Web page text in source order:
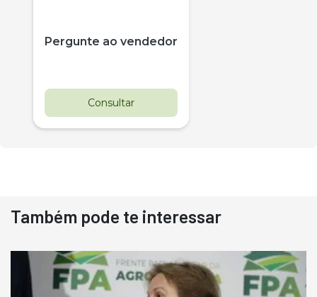
Pergunte ao vendedor
Consultar
Destaque
Usado
Pá Carregadeira Cat 966
Ano 1987
Também pode te interessar